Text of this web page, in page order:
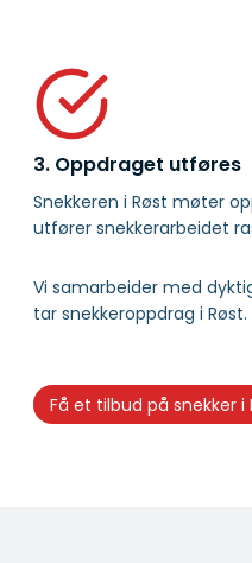
3. Oppdraget utføres
Snekkeren i Røst møter
utfører snekkerarbeidet
Vi samarbeider med
tar snekkeroppdrag i Røst.
Få et tilbud på snekker i